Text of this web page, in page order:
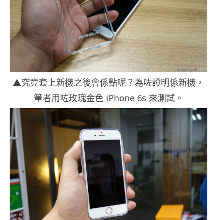
▲究竟套上新機之後會係點呢？為咗證明係新機，
筆者用咗玫瑰金色 iPhone 6s 來測試。